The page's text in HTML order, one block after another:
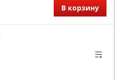
В корзину